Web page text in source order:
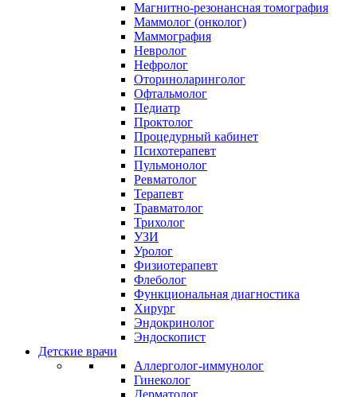
Магнитно-резонансная томография
Маммолог (онколог)
Маммография
Невролог
Нефролог
Оториноларинголог
Офтальмолог
Педиатр
Проктолог
Процедурный кабинет
Психотерапевт
Пульмонолог
Ревматолог
Терапевт
Травматолог
Трихолог
УЗИ
Уролог
Физиотерапевт
Флеболог
Функциональная диагностика
Хирург
Эндокринолог
Эндоскопист
Детские врачи
Аллерголог-иммунолог
Гинеколог
Дерматолог